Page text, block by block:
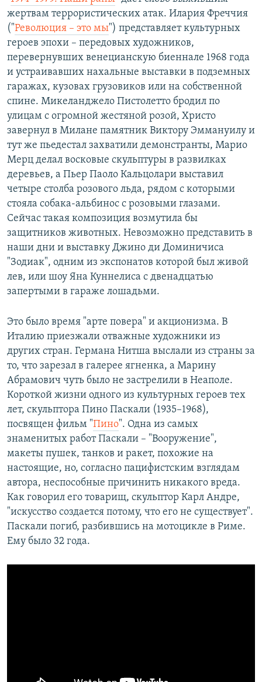
жертвам террористических атак. Илария Фреччия
("Революция – это мы") представляет культурных
героев эпохи – передовых художников,
перевернувших венецианскую биеннале 1968 года
и устраивавших нахальные выставки в подземных
гаражах, кузовах грузовиков или на собственной
спине. Микеланджело Пистолетто бродил по
улицам с огромной жестяной розой, Христо
завернул в Милане памятник Виктору Эммануилу и
тут же пьедестал захватили демонстранты, Марио
Мерц делал восковые скульптуры в развилках
деревьев, а Пьер Паоло Кальцолари выставил
четыре столба розового льда, рядом с которыми
стояла собака-альбинос с розовыми глазами.
Сейчас такая композиция возмутила бы
защитников животных. Невозможно представить в
наши дни и выставку Джино ди Доминичиса
"Зодиак", одним из экспонатов которой был живой
лев, или шоу Яна Куннелиса с двенадцатью
запертыми в гараже лошадьми.
Это было время "арте повера" и акционизма. В
Италию приезжали отважные художники из
других стран. Германа Нитша выслали из страны за
то, что зарезал в галерее ягненка, а Марину
Абрамович чуть было не застрелили в Неаполе.
Короткой жизни одного из культурных героев тех
лет, скульптора Пино Паскали (1935–1968),
посвящен фильм "Пино". Одна из самых
знаменитых работ Паскали – "Вооружение",
макеты пушек, танков и ракет, похожие на
настоящие, но, согласно пацифистским взглядам
автора, неспособные причинить никакого вреда.
Как говорил его товарищ, скульптор Карл Андре,
"искусство создается потому, что его не существует".
Паскали погиб, разбившись на мотоцикле в Риме.
Ему было 32 года.